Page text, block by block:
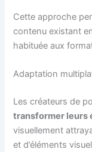
Cette approche
contenu existant
habituée aux
Adaptation
Les créateurs de
transformer leurs
visuellement
et d’éléments